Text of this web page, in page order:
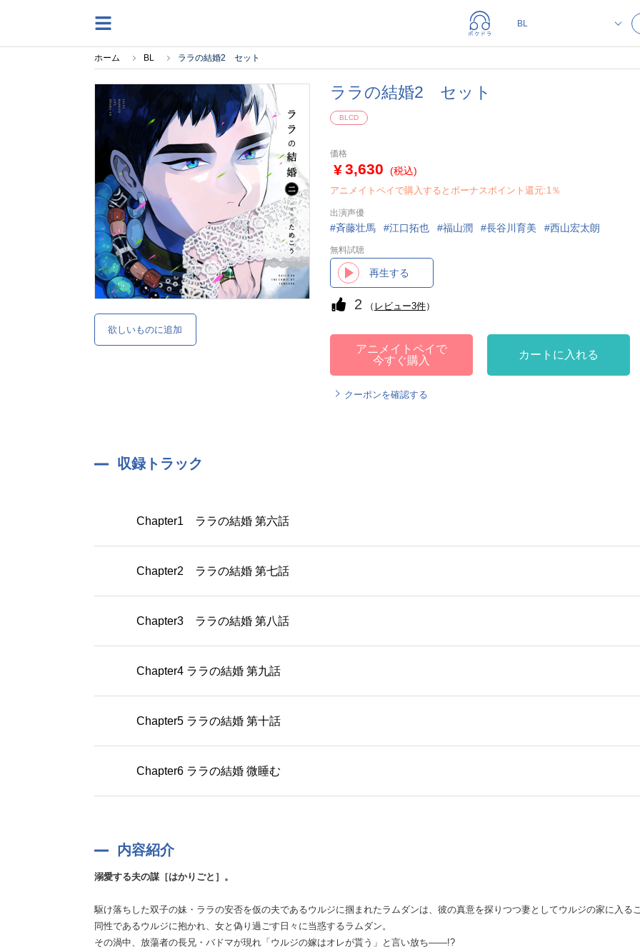
ホーム BL ララの結婚2 セット
欲しいものに追加
ララの結婚2 セット
BLCD
価格
3,630 (税込)
アニメイトペイで購入するとボーナスポイント還元:1％
出演声優
斉藤壮馬 江口拓也 福山潤 長谷川育美 西山宏太朗
無料試聴
再生する
2 （ レビュー3件）
アニメイトペイで
今すぐ購入
カートに入れる
クーポンを確認する
収録トラック
Chapter1 ララの結婚 第六話
Chapter2 ララの結婚 第七話
Chapter3 ララの結婚 第八話
Chapter4 ララの結婚 第九話
Chapter5 ララの結婚 第十話
Chapter6 ララの結婚 微睡む
内容紹介
溺愛する夫の謀［はかりごと］。
駆け落ちした双子の妹・ララの安否を仮の夫であるウルジに掴まれたラムダンは、彼の真意を探りつつ妻としてウルジの家に入るこ
同性であるウルジに抱かれ、女と偽り過ごす日々に当惑するラムダン。
その渦中、放蕩者の長兄・バドマが現れ「ウルジの嫁はオレが貰う」と言い放ち——!?